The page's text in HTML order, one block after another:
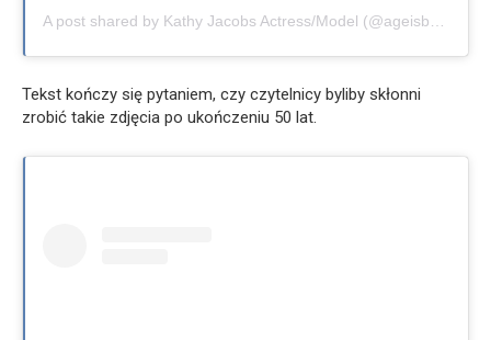
Tekst kończy się pytaniem, czy czytelnicy byliby skłonni
zrobić takie zdjęcia po ukończeniu 50 lat.